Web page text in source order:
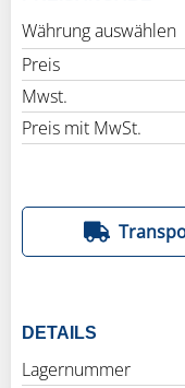
Währung auswählen
Preis
Mwst.
Preis mit MwSt.
DETAILS
Lagernummer